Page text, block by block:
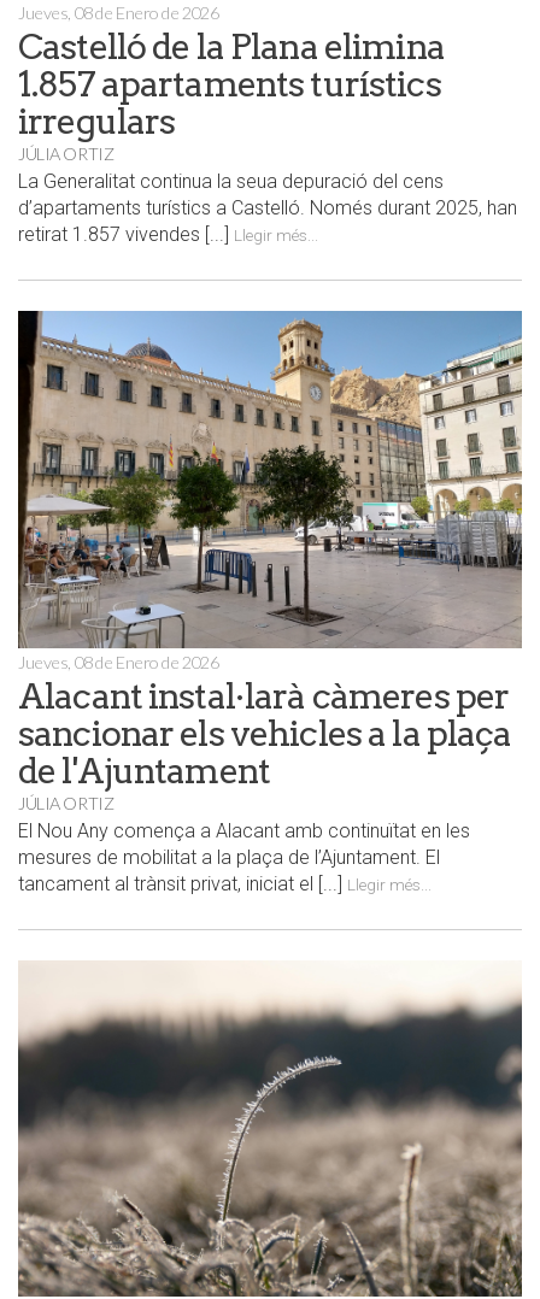
Jueves, 08 de Enero de 2026
Castelló de la Plana elimina
1.857 apartaments turístics
irregulars
JÚLIA ORTIZ
La Generalitat continua la seua depuració del cens
d’apartaments turístics a Castelló. Només durant 2025, han
retirat 1.857 vivendes [...] Llegir més...
Jueves, 08 de Enero de 2026
Alacant instal·larà càmeres per
sancionar els vehicles a la plaça
de l'Ajuntament
JÚLIA ORTIZ
El Nou Any comença a Alacant amb continuïtat en les
mesures de mobilitat a la plaça de l’Ajuntament. El
tancament al trànsit privat, iniciat el [...] Llegir més...